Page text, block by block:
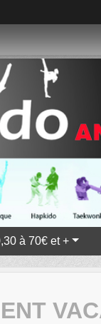
AVANTAGES CLUBS de 20,30 à 70€ et +